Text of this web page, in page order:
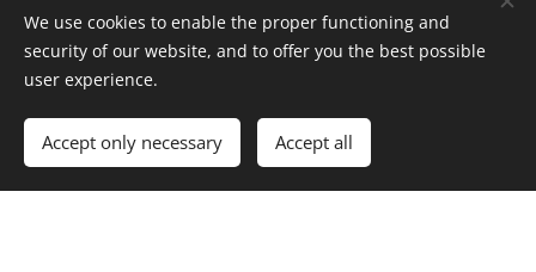
Add to cart
© 2024 Kaikki oikeudet pidätetään
Copyright Skyline Legal Oy 2026
Languages
We use cookies to enable the proper functioning and
security of our website, and to offer you the best possible
user experience.
Accept only necessary Accept all